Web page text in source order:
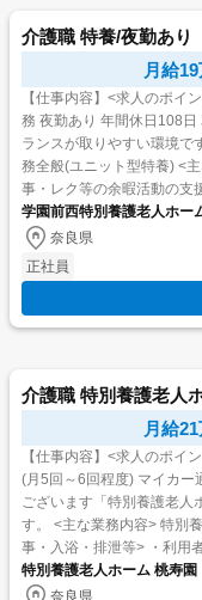
介護職 特養/夜勤あり
月給
【仕事内容】<求人のポイント> 特別養護老人ホーム(ユニット型)
務 夜勤あり 年間休日108日 車通勤可 残業がほとんどなく、ワークライフバ
ランスが取りやすい環境です! 学園前西特別養護老人ホームにおける
務全般(ユニット型特養) <
事・レク等の余暇活動の支
士実務者研修,ホーム...
学園前西特別養護老人ホー
奈良県
正社員
介護職 特別養護老人
月給
【仕事内容】<求人のポイント> 特別養護老人ホームでの介護業
(月5回～6回程度) マイカー通勤可 ICT化に取り組んでいます 奈良県橿原市に
ございます「特別養護老人
す。 <主な業務内容> 特別
事・入浴・排泄等> ・利用
・その他付随する業...
特別養護老人ホーム 桃寿園
奈良県